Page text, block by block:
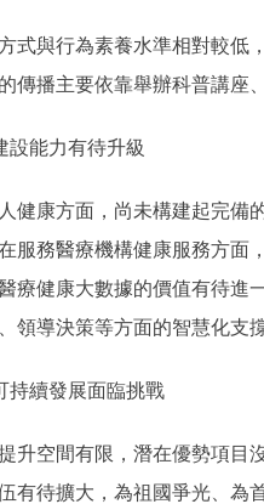
與行為素養水準相對較低，
傳播主要依靠舉辦科普講座
能力有待升級
康方面，尚未構建起完備的
服務醫療機構健康服務方面
療健康大數據的價值有待
領導決策等方面的智慧化支
續發展面臨挑戰
空間有限，潛在優勢項目沒
有待擴大，為祖國爭光、為